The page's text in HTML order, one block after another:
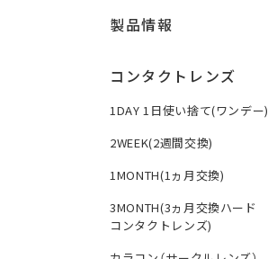
製品情報
コンタクトレンズ
1DAY 1日使い捨て(ワンデー)
2WEEK(2週間交換)
1MONTH(1ヵ月交換)
3MONTH(3ヵ月交換ハード
コンタクトレンズ)